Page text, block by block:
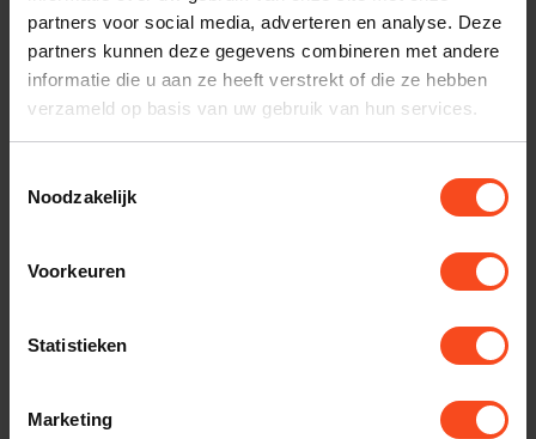
partners voor social media, adverteren en analyse. Deze
partners kunnen deze gegevens combineren met andere
informatie die u aan ze heeft verstrekt of die ze hebben
verzameld op basis van uw gebruik van hun services.
Noodzakelijk
Voorkeuren
Statistieken
Marketing
Gerelateerde producten
Supra Apparaatstekker SWF-
Op voorraad
SUPRA CABLES
Op voorraad
SUPRA CABLES